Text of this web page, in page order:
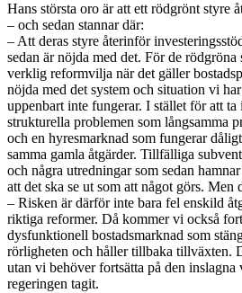
Hans största oro är att ett rödgrönt styre
– och sedan stannar där:
– Att deras styre återinför
sedan är nöjda med det. För de rödgröna
verklig reformvilja när det gäller
nöjda med det system och situation vi
uppenbart inte fungerar. I stället för att ta
strukturella problemen som långsamma
och en hyresmarknad som fungerar
samma gamla åtgärder. Tillfälliga
och några utredningar som sedan
att det ska se ut som att något görs. Men
– Risken är därför inte bara fel enskild
riktiga reformer. Då kommer vi också
dysfunktionell bostadsmarknad som
rörligheten och håller tillbaka tillväxten.
utan vi behöver fortsätta på den inslagna
regeringen tagit.